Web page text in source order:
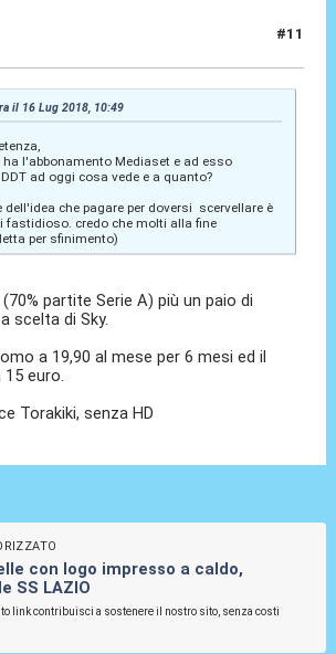
#11
il 16 Lug 2018, 10:49
l'abbonamento Mediaset e ad esso
ad oggi cosa vede e a quanto?
dell'idea che pagare per doversi scervellare è
fastidioso. credo che molti alla fine
per sfinimento)
partite Serie A) più un paio di
scelta di Sky.
a 19,90 al mese per 6 mesi ed il
euro.
Torakiki, senza HD
con logo impresso a caldo,
SS LAZIO
link contribuisci a sostenere il nostro sito, senza costi